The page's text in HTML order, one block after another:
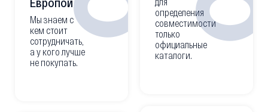
Мы знаем с
кем стоит
сотрудничать,
а у кого лучше
не покупать.
определения
совместимости
только
официальные
каталоги.